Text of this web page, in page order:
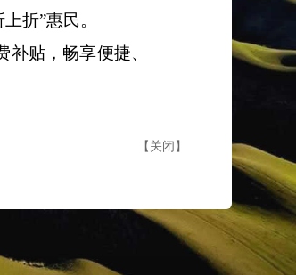
折”惠民。
贴，畅享便捷、
【 关闭 】